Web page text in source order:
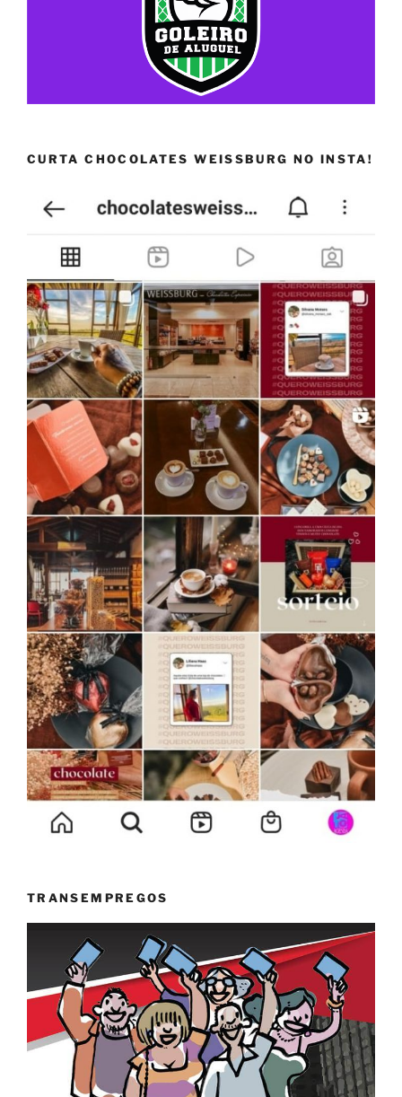
CURTA CHOCOLATES WEISSBURG NO INSTA!
TRANSEMPREGOS